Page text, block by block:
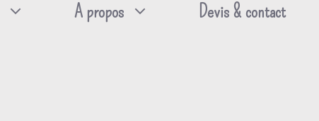
A propos Devis & contact